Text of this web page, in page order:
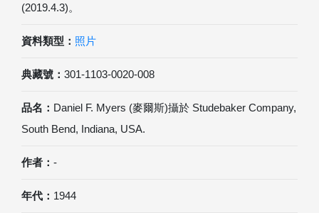
(2019.4.3)。
資料類型： 照片
典藏號： 301-1103-0020-008
品名： Daniel F. Myers (麥爾斯)攝於 Studebaker Company,
South Bend, Indiana, USA.
作者： -
年代： 1944